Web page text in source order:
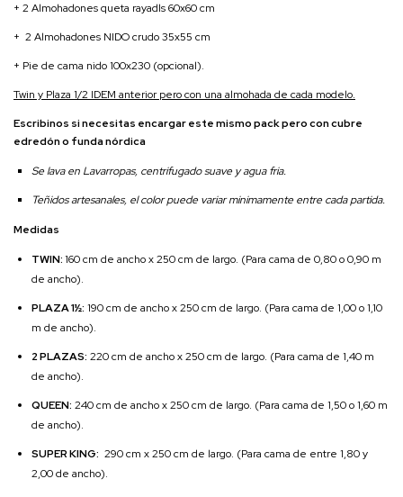
+ 2 Almohadones queta rayadls 60x60 cm
+ 2 Almohadones NIDO crudo 35x55 cm
+ Pie de cama nido 100x230 (opcional).
Twin y Plaza 1/2 IDEM anterior pero con una almohada de cada modelo.
Escribinos si necesitas encargar este mismo pack pero con cubre
edredón o funda nórdica
Se lava en Lavarropas, centrifugado suave y agua fria.
Teñidos artesanales, el color puede variar minimamente entre cada partida.
Medidas
TWIN:160 cm de ancho x 250 cm de largo. (Para cama de 0,80 o 0,90 m
de ancho).
PLAZA 1½: 190 cm de ancho x 250 cm de largo. (Para cama de 1,00 o 1,10
m de ancho).
2 PLAZAS: 220 cm de ancho x 250 cm de largo. (Para cama de 1,40 m
de ancho).
QUEEN: 240 cm de ancho x 250 cm de largo. (Para cama de 1,50 o 1,60 m
de ancho).
SUPER KING: 290 cm x 250 cm de largo. (Para cama de entre 1,80 y
2,00 de ancho).